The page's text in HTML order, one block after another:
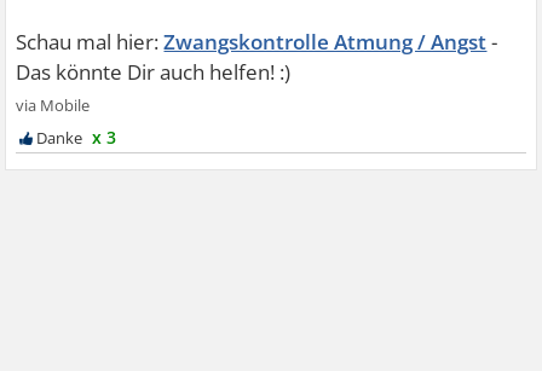
Zwangskontrolle Atmung / Angst
x 3